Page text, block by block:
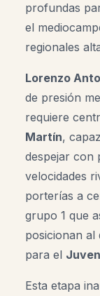
profundas
el
regionales
Lorenzo
de presión
requiere
Martín,
despejar con
velocidades
porterías a
grupo 1 que
posicionan al
para el
Esta etapa